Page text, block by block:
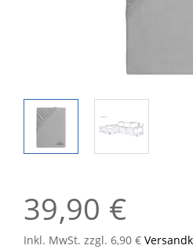
39,90 €
Inkl. MwSt. zzgl. 6,90 €